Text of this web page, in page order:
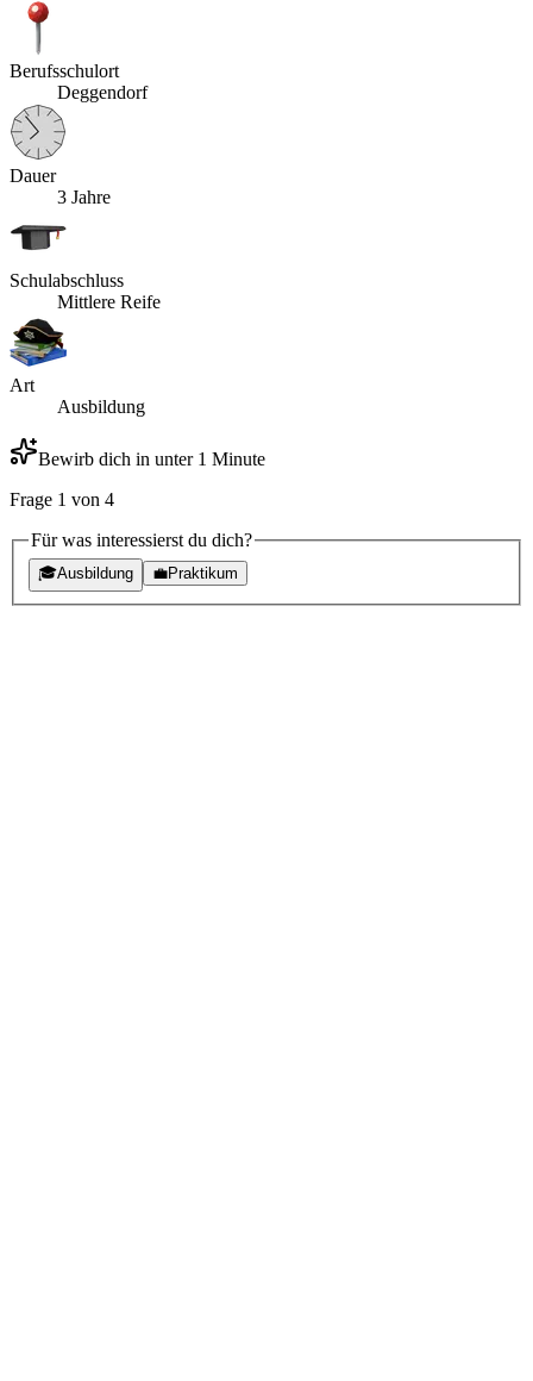
Berufsschulort
Deggendorf
Dauer
3 Jahre
Schulabschluss
Mittlere Reife
Art
Ausbildung
Bewirb dich in unter 1 Minute
Frage 1 von 4
Für was interessierst du dich?
🎓Ausbildung 💼Praktikum